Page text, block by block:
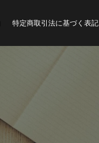
特定商取引法に基づく表記